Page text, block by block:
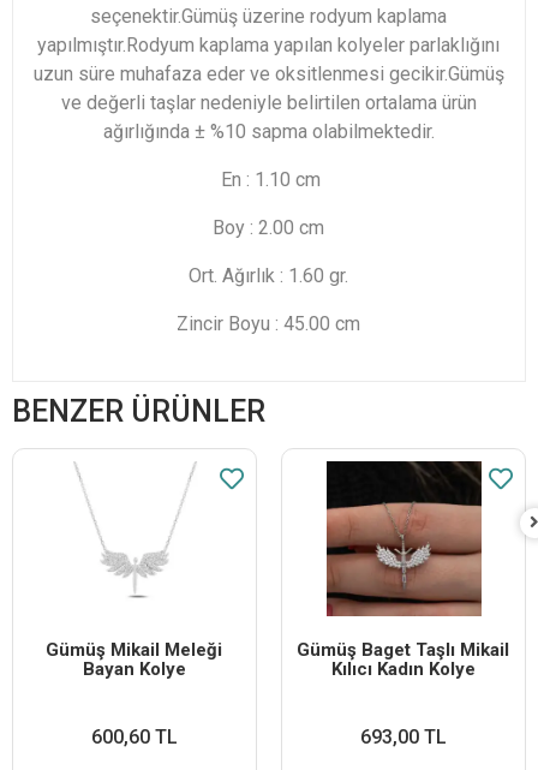
seçenektir.Gümüş üzerine rodyum kaplama
yapılmıştır.Rodyum kaplama yapılan kolyeler parlaklığını
uzun süre muhafaza eder ve oksitlenmesi gecikir.Gümüş
ve değerli taşlar nedeniyle belirtilen ortalama ürün
ağırlığında ± %10 sapma olabilmektedir.
En : 1.10 cm
Boy : 2.00 cm
Ort. Ağırlık : 1.60 gr.
Zincir Boyu : 45.00 cm
BENZER ÜRÜNLER
Gümüş Mikail Meleği
Bayan Kolye
600,60 TL
Gümüş Baget Taşlı Mikail
Kılıcı Kadın Kolye
693,00 TL